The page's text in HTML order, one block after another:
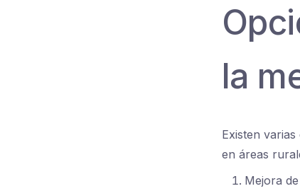
la
Existen
en áreas
Mejora